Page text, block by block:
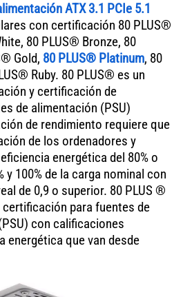
ATX 3.1 PCIe 5.1
con certificación 80 PLUS®
80 PLUS® Bronze, 80
Gold, 80 PLUS® Platinum, 80
Ruby. 80 PLUS® es un
y certificación de
de alimentación (PSU)
de rendimiento requiere que
de los ordenadores y
energética del 80% o
y 100% de la carga nominal con
de 0,9 o superior. 80 PLUS ®
para fuentes de
con calificaciones
energética que van desde